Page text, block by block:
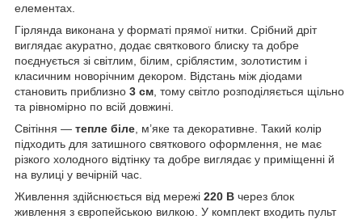
елементах.
Гірлянда виконана у форматі прямої нитки. Срібний дріт
виглядає акуратно, додає святкового блиску та добре
поєднується зі світлим, білим, сріблястим, золотистим і
класичним новорічним декором. Відстань між діодами
становить приблизно 3 см , тому світло розподіляється щільно
та рівномірно по всій довжині.
Світіння — тепле біле , м’яке та декоративне. Такий колір
підходить для затишного святкового оформлення, не має
різкого холодного відтінку та добре виглядає у приміщенні й
на вулиці у вечірній час.
Живлення здійснюється від мережі 220 В через блок
живлення з європейською вилкою. У комплект входить пульт